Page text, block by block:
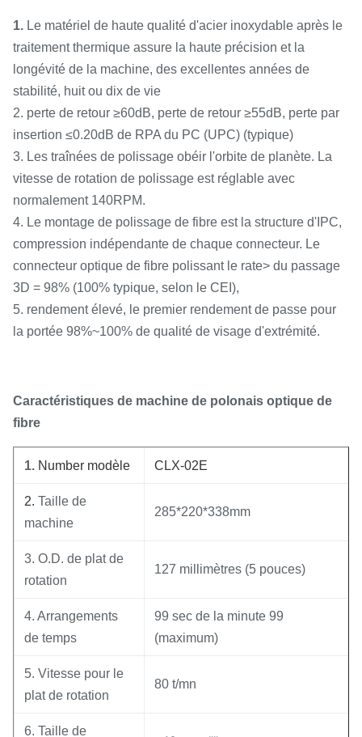
1. Le matériel de haute qualité d'acier inoxydable après le
traitement thermique assure la haute précision et la
longévité de la machine, des excellentes années de
stabilité, huit ou dix de vie
2. perte de retour ≥60dB, perte de retour ≥55dB, perte par
insertion ≤0.20dB de RPA du PC (UPC) (typique)
3. Les traînées de polissage obéir l'orbite de planète. La
vitesse de rotation de polissage est réglable avec
normalement 140RPM.
4. Le montage de polissage de fibre est la structure d'IPC,
compression indépendante de chaque connecteur. Le
connecteur optique de fibre polissant le rate> du passage
3D = 98% (100% typique, selon le CEI),
5. rendement élevé, le premier rendement de passe pour
la portée 98%~100% de qualité de visage d'extrémité.
Caractéristiques de machine de polonais optique de
fibre
1. Number modèle CLX-02E
2. Taille de
machine
285*220*338mm
3. O.D. de plat de
rotation
127 millimètres (5 pouces)
4. Arrangements
de temps
99 sec de la minute 99
(maximum)
5. Vitesse pour le
plat de rotation
80 t/mn
6. Taille de